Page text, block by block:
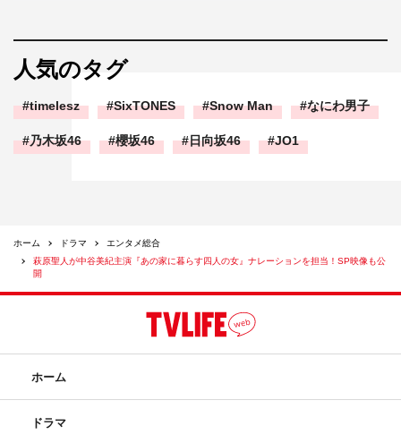
人気のタグ
timelesz SixTONES Snow Man なにわ男子
乃木坂46 櫻坂46 日向坂46 JO1
ホーム ドラマ
エンタメ総合
萩原聖人が中谷美紀主演『あの家に暮らす四人の女』ナレーションを担当！SP映像も公
開
ホーム
ドラマ